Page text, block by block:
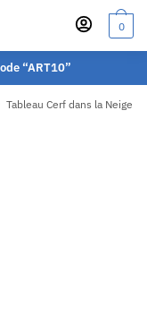
0
“ART10”
Tableau Cerf dans la Neige